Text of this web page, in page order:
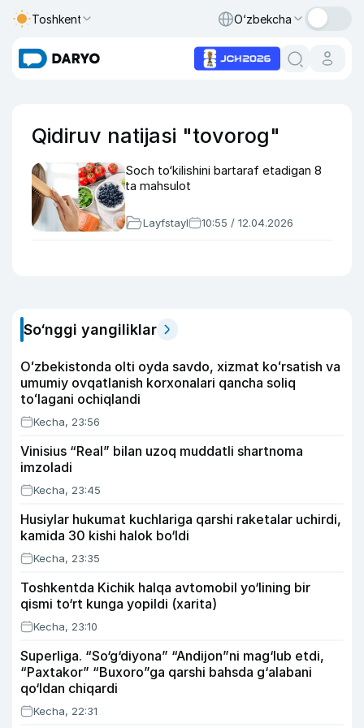
Toshkent O‘zbekcha
Qidiruv natijasi "tovorog"
Soch to‘kilishini bartaraf etadigan 8
ta mahsulot
Layfstayl 10:55 / 12.04.2026
So‘nggi yangiliklar
Oʻzbekistonda olti oyda savdo, xizmat koʻrsatish va
umumiy ovqatlanish korxonalari qancha soliq
toʻlagani ochiqlandi
Kecha, 23:56
Vinisius “Real” bilan uzoq muddatli shartnoma
imzoladi
Kecha, 23:45
Husiylar hukumat kuchlariga qarshi raketalar uchirdi,
kamida 30 kishi halok bo‘ldi
Kecha, 23:35
Toshkentda Kichik halqa avtomobil yo‘lining bir
qismi to‘rt kunga yopildi (xarita)
Kecha, 23:10
Superliga. “So‘g‘diyona” “Andijon”ni mag‘lub etdi,
“Paxtakor” “Buxoro”ga qarshi bahsda g‘alabani
qo‘ldan chiqardi
Kecha, 22:31